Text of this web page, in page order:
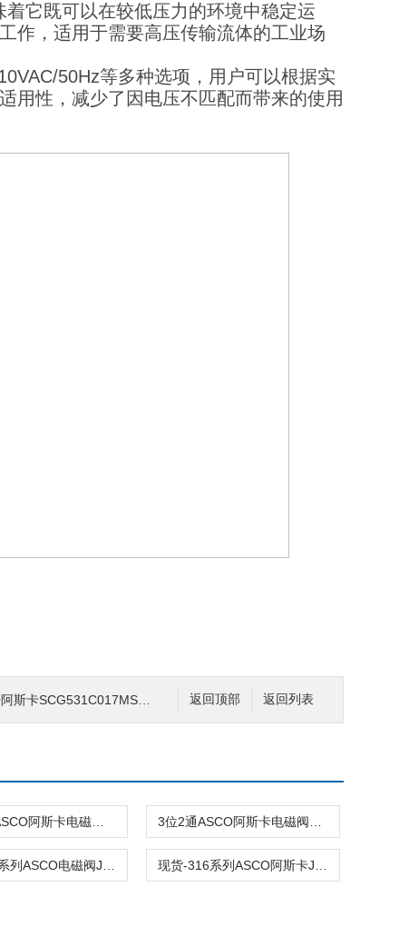
它既可以在较低压力的环境中稳定运
作，适用于需要高压传输流体的工业场
50Hz等多种选项，用户可以根据实
用性，减少了因电压不匹配而带来的使用
返回列表
返回顶部
配套线圈，AC220V